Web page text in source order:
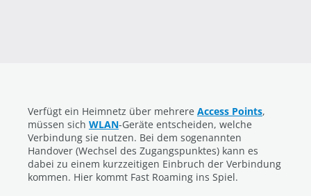
Verfügt ein Heimnetz über mehrere Access Points,
müssen sich WLAN-Geräte entscheiden, welche
Verbindung sie nutzen. Bei dem sogenannten
Handover (Wechsel des Zugangspunktes) kann es
dabei zu einem kurzzeitigen Einbruch der Verbindung
kommen. Hier kommt Fast Roaming ins Spiel.